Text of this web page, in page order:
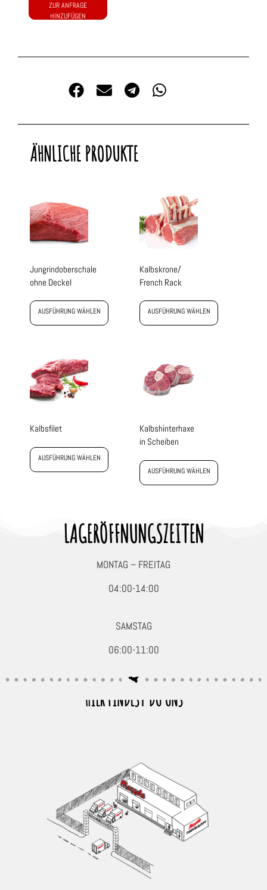
ZUR ANFRAGE
HINZUFÜGEN
ÄHNLICHE PRODUKTE
Jungrindoberschale
ohne Deckel
AUSFÜHRUNG WÄHLEN
Kalbskrone/
French Rack
AUSFÜHRUNG WÄHLEN
Kalbsfilet
AUSFÜHRUNG WÄHLEN
Kalbshinterhaxe
in Scheiben
AUSFÜHRUNG WÄHLEN
LAGERÖFFNUNGSZEITEN
MONTAG – FREITAG
04:00-14:00
SAMSTAG
06:00-11:00
HIER FINDEST DU UNS